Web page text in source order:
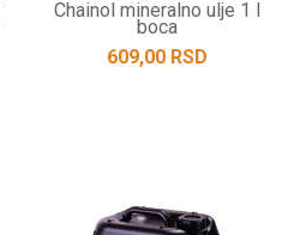
Chainol mineralno ulje 1 l
boca
609,00 RSD